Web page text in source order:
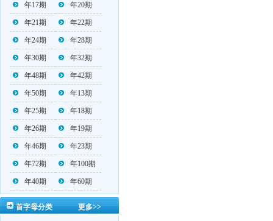
年17期 年20期
年21期 年22期
年24期 年28期
年30期 年32期
年48期 年42期
年50期 年13期
年25期 年18期
年26期 年19期
年46期 年23期
年72期 年100期
年40期 年60期
更多>>
首字母分类